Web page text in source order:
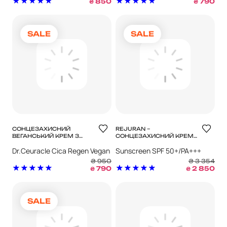
₴ ₴
SALE
СОНЦЕЗАХИСНИЙ
ВЕГАНСЬКИЙ КРЕМ З
DR.CEURACLE CICA
SPF50+/ PA++++
Dr.Ceuracle Cica Regen Vegan
₴ 950
₴ 790
SALE
REJURAN –
СОНЦЕЗАХИСНИЙ КРЕМ
50+/PA+++
Sunscreen SPF 50+/PA+++
₴ 3 354
₴ 2 850
SALE